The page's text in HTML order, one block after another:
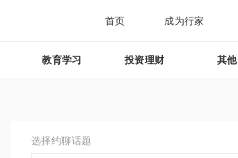
首页 成为行家
教育学习 投资理财 其他
选择约聊话题